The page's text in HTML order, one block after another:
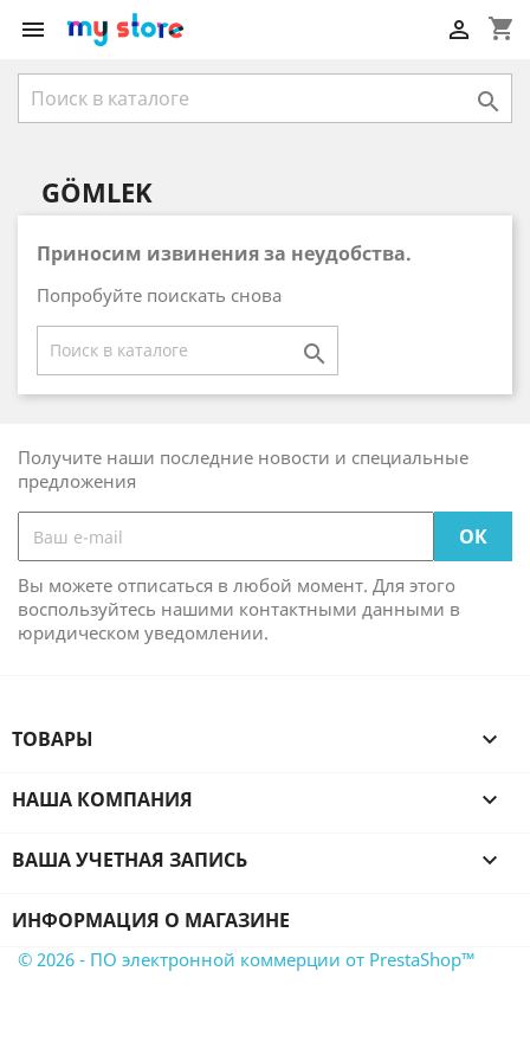
 shopping_cart


GÖMLEK
Приносим извинения за неудобства.
Попробуйте поискать снова

Получите наши последние новости и специальные
предложения
Вы можете отписаться в любой момент. Для этого
воспользуйтесь нашими контактными данными в
юридическом уведомлении.
ТОВАРЫ 
НАША КОМПАНИЯ 
ВАША УЧЕТНАЯ ЗАПИСЬ 
ИНФОРМАЦИЯ О МАГАЗИНЕ
© 2026 - ПО электронной коммерции от PrestaShop™